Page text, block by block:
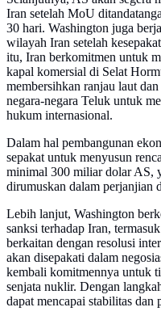
Iran setelah MoU
30 hari. Washington juga
wilayah Iran setelah
itu, Iran berkomitmen untuk
kapal komersial di Selat
membersihkan ranjau laut
negara-negara Teluk untuk
hukum internasional.
Dalam hal pembangunan
sepakat untuk menyusun
minimal 300 miliar dolar AS,
dirumuskan dalam perjanjian
Lebih lanjut, Washington
sanksi terhadap Iran,
berkaitan dengan resolusi
akan disepakati dalam
kembali komitmennya untuk
senjata nuklir. Dengan
dapat mencapai stabilitas dan